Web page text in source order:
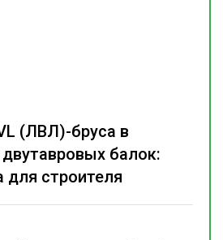
(ЛВЛ)-бруса в
балок:
для строителя